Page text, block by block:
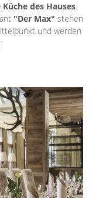
des Hauses.
"Der Max" stehen
und werden